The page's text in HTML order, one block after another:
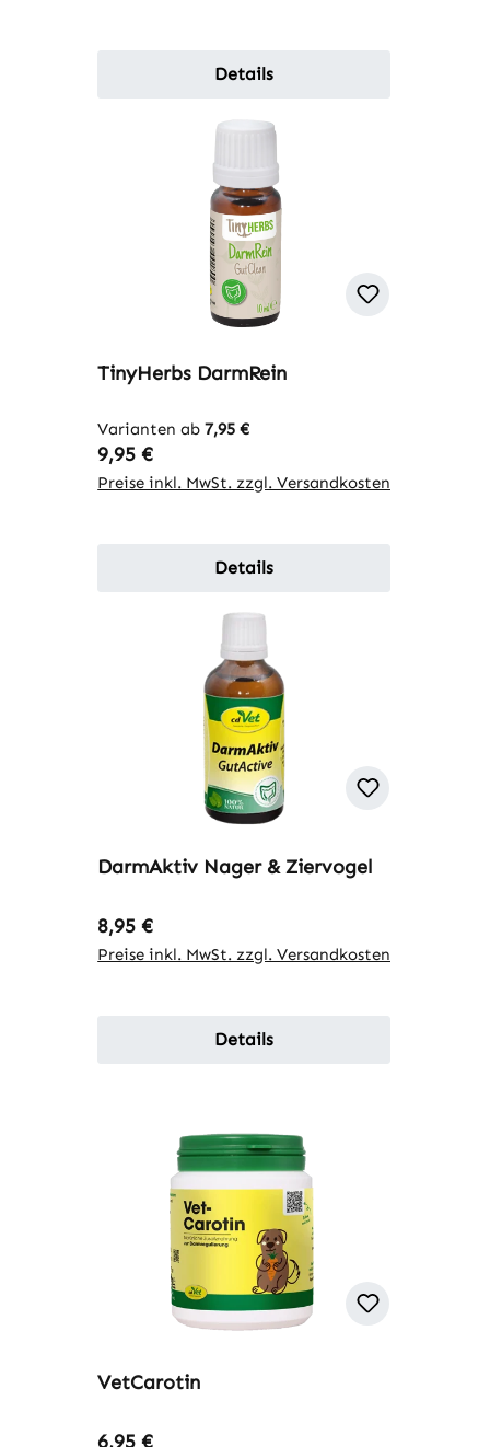
Details
TinyHerbs DarmRein
Varianten ab 7,95 €
Regulärer Preis:
9,95 €
Preise inkl. MwSt. zzgl. Versandkosten
Details
DarmAktiv Nager & Ziervogel
Regulärer Preis:
8,95 €
Preise inkl. MwSt. zzgl. Versandkosten
Details
VetCarotin
Regulärer Preis:
6,95 €